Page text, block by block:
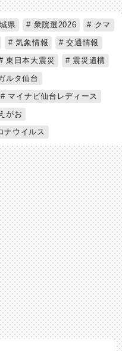
県 衆院選2026
クマ
気象情報
交通情報
東日本大震災
震災遺構
ルタ仙台
マイナビ仙台レディース
がお
ナウイルス